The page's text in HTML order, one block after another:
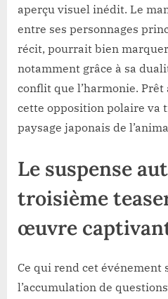
aperçu visuel inédit. Le
entre ses personnages
récit, pourrait bien
notamment grâce à sa
conflit que l’harmonie.
cette opposition polaire va
paysage japonais de
Le suspense
troisième
œuvre
Ce qui rend cet événement
l’accumulation de